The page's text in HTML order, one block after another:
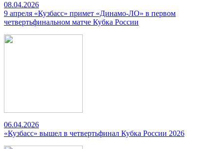
08.04.2026
9 апреля «Кузбасс» примет «Динамо-ЛО» в первом
четвертьфинальном матче Кубка России
06.04.2026
«Кузбасс» вышел в четвертьфинал Кубка России 2026